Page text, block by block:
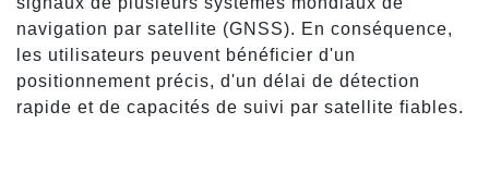
navigation par satellite (GNSS). En conséquence,
les utilisateurs peuvent bénéficier d'un
positionnement précis, d'un délai de détection
rapide et de capacités de suivi par satellite fiables.